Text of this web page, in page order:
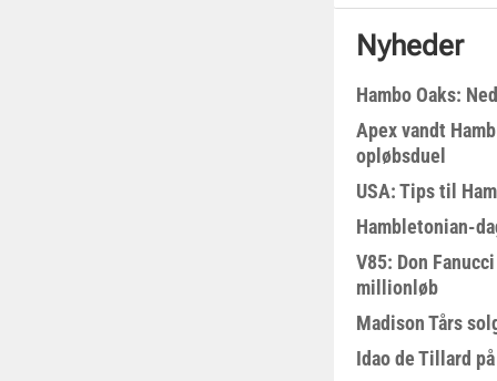
Nyheder
Hambo Oaks:
Apex vandt
opløbsduel
USA: Tips til
Hambletonian-
V85: Don
millionløb
Madison Tårs
Idao de Tillard